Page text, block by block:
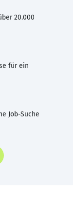
20.000
für ein
Job-Suche